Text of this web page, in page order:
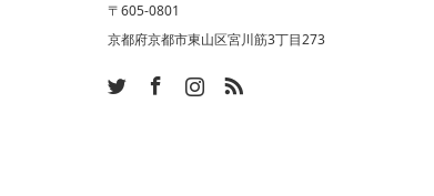
〒605-0801
京都府京都市東山区宮川筋3丁目273